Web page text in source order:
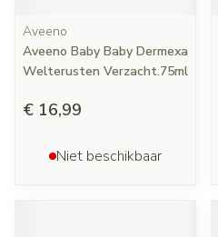
Aveeno
Aveeno Baby Baby Dermexa
Welterusten Verzacht.75ml
€ 16,99
Niet beschikbaar